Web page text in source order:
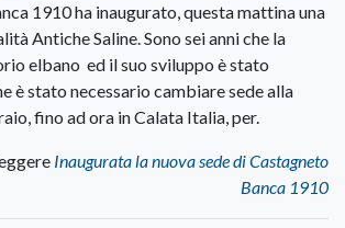
1910 ha inaugurato, questa mattina una
Antiche Saline. Sono sei anni che la
elbano ed il suo sviluppo è stato
è stato necessario cambiare sede alla
fino ad ora in Calata Italia, per.
Inaugurata la nuova sede di Castagneto
Banca 1910